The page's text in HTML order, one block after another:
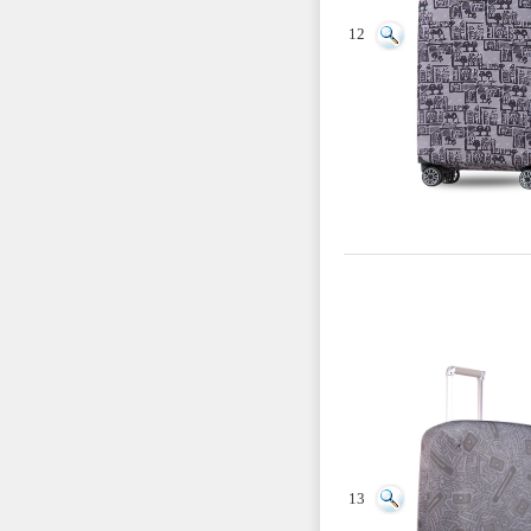
12
13